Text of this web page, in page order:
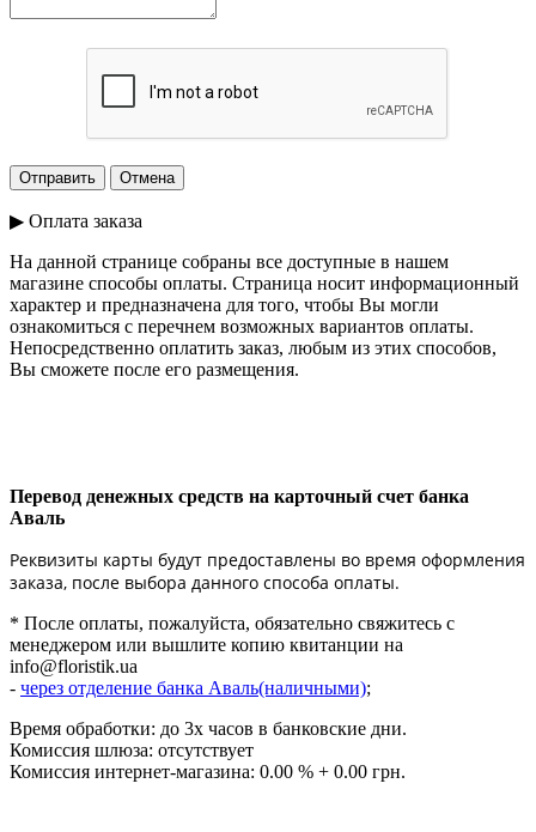
▶ Оплата заказа
На данной странице собраны все доступные в нашем
магазине способы оплаты. Страница носит информационный
характер и предназначена для того, чтобы Вы могли
ознакомиться с перечнем возможных вариантов оплаты.
Непосредственно оплатить заказ, любым из этих способов,
Вы сможете после его размещения.
Перевод денежных средств на карточный счет банка
Аваль
Реквизиты карты будут предоставлены во время оформления
заказа, после выбора данного способа оплаты.
* После оплаты, пожалуйста, обязательно свяжитесь с
менеджером или вышлите копию квитанции на
info@floristik.ua
- через отделение банка Аваль(наличными);
Время обработки: до 3х часов в банковские дни.
Комиссия шлюза: отсутствует
Комиссия интернет-магазина: 0.00 % + 0.00 грн.